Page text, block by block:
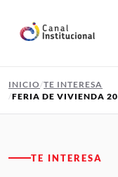
INICIO TE INTERESA
FERIA DE VIVIENDA
TE INTERESA